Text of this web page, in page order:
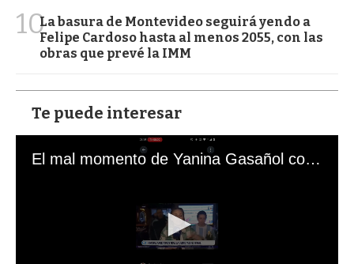
10La basura de Montevideo seguirá yendo a
Felipe Cardoso hasta al menos 2055, con las
obras que prevé la IMM
Te puede interesar
El mal momento de Yanina Gasañol con un hincha argentino en "Subrayado"